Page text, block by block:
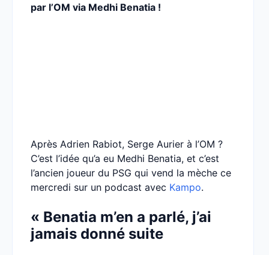
par l’OM via Medhi Benatia !
Après Adrien Rabiot, Serge Aurier à l’OM ?
C’est l’idée qu’a eu Medhi Benatia, et c’est
l’ancien joueur du PSG qui vend la mèche ce
mercredi sur un podcast avec Kampo.
« Benatia m’en a parlé, j’ai
jamais donné suite